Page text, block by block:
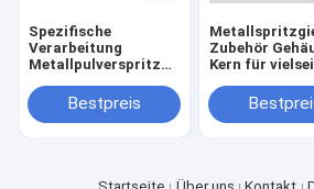
Spezifische
Verarbeitung
Metallpulverspritzgießerei
Eisenbasis aus
Edelstahl
Bestpreis
Zubehör
Kern für